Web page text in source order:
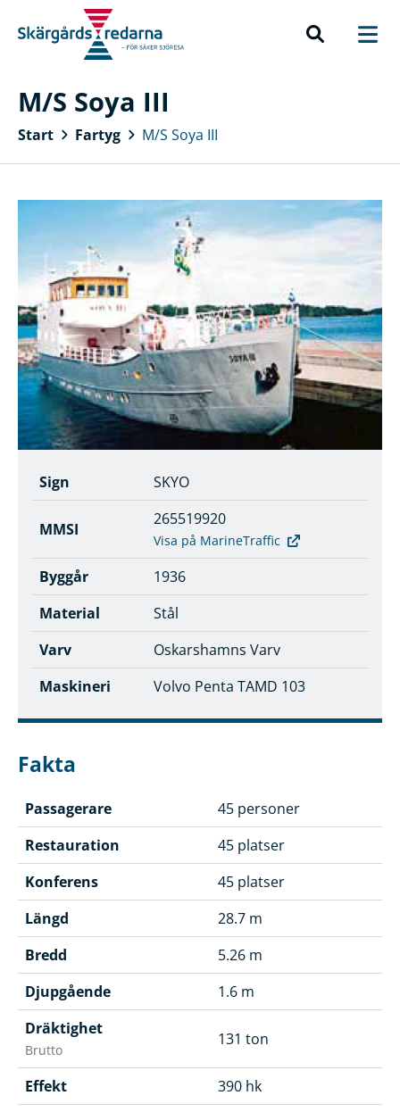
M/S Soya III
Start Fartyg M/S Soya III
Sign SKYO
MMSI
265519920
Visa på MarineTraffic
Byggår
1936
Material
Stål
Varv
Oskarshamns Varv
Maskineri
Volvo Penta TAMD 103
Fakta
Passagerare
45 personer
Restauration
45 platser
Konferens
45 platser
Längd
28.7 m
Bredd
5.26 m
Djupgående
1.6 m
Dräktighet
Brutto
131 ton
Effekt
390 hk